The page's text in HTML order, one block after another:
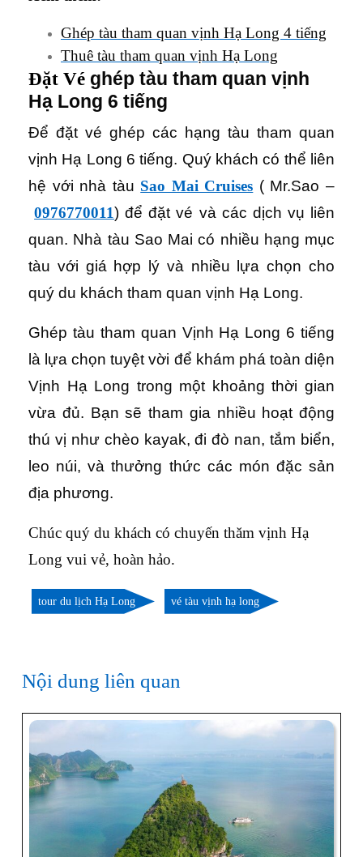
Ghép tàu tham quan vịnh Hạ Long 4 tiếng
Thuê tàu tham quan vịnh Hạ Long
Đặt Vé ghép tàu tham quan vịnh
Hạ Long 6 tiếng
Để đặt vé ghép các hạng tàu tham quan
vịnh Hạ Long 6 tiếng. Quý khách có thể liên
hệ với nhà tàu Sao Mai Cruises ( Mr.Sao –
0976770011) để đặt vé và các dịch vụ liên
quan. Nhà tàu Sao Mai có nhiều hạng mục
tàu với giá hợp lý và nhiều lựa chọn cho
quý du khách tham quan vịnh Hạ Long.
Ghép tàu tham quan Vịnh Hạ Long 6 tiếng
là lựa chọn tuyệt vời để khám phá toàn diện
Vịnh Hạ Long trong một khoảng thời gian
vừa đủ. Bạn sẽ tham gia nhiều hoạt động
thú vị như chèo kayak, đi đò nan, tắm biển,
leo núi, và thưởng thức các món đặc sản
địa phương.
Chúc quý du khách có chuyến thăm vịnh Hạ
Long vui vẻ, hoàn hảo.
tour du lịch Hạ Long vé tàu vịnh hạ long
Nội dung liên quan